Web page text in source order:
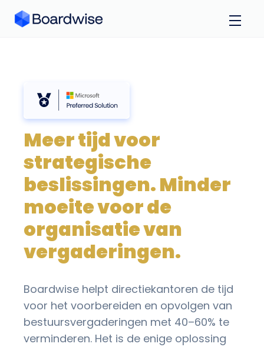
Meer tijd voor
strategische
beslissingen. Minder
moeite voor de
organisatie van
vergaderingen.
Boardwise helpt directiekantoren de tijd
voor het voorbereiden en opvolgen van
bestuursvergaderingen met 40–60% te
verminderen. Het is de enige oplossing